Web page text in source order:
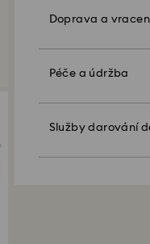
Doprava a
tato neobdrží
U produktů
zákazníkům.
Péče a údržba
Služby darování
být vás dárek
Když zvolíte